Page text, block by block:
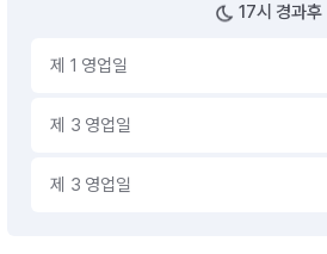
17시 경과후
제 1 영업일
제 3 영업일
제 3 영업일